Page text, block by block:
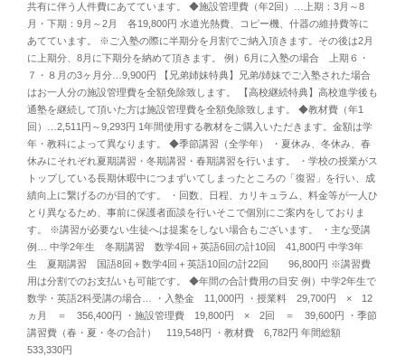
共有に伴う人件費にあてています。 ◆施設管理費（年2回）…上期：3月～8
月・下期：9月～2月 各19,800円 水道光熱費、コピー機、什器の維持費等に
あてています。 ※ご入塾の際に半期分を月割でご納入頂きます。その後は2月
に上期分、8月に下期分を納めて頂きます。 例）6月に入塾の場合 上期６・
７・８月の3ヶ月分…9,900円 【兄弟姉妹特典】兄弟/姉妹でご入塾された場合
はお一人分の施設管理費を全額免除致します。 【高校継続特典】高校進学後も
通塾を継続して頂いた方は施設管理費を全額免除致します。 ◆教材費（年1
回）…2,511円～9,293円 1年間使用する教材をご購入いただきます。金額は学
年・教科によって異なります。 ◆季節講習（全学年） ・夏休み、冬休み、春
休みにそれぞれ夏期講習・冬期講習・春期講習を行います。 ・学校の授業がス
トップしている長期休暇中につまずいてしまったところの「復習」を行い、成
績向上に繋げるのが目的です。 ・回数、日程、カリキュラム、料金等が一人ひ
とり異なるため、事前に保護者面談を行いそこで個別にご案内をしておりま
す。 ※講習が必要ない生徒へは提案をしない場合もございます。 ・主な受講
例… 中学2年生 冬期講習 数学4回＋英語6回の計10回 41,800円 中学3年
生 夏期講習 国語8回＋数学4回＋英語10回の計22回 96,800円 ※講習費
用は分割でのお支払いも可能です。 ◆年間の合計費用の目安 例）中学2年生で
数学・英語2科受講の場合… ・入塾金 11,000円 ・授業料 29,700円 × 12
ヵ月 ＝ 356,400円 ・施設管理費 19,800円 × 2回 ＝ 39,600円 ・季節
講習費（春・夏・冬の合計） 119,548円 ・教材費 6,782円 年間総額
533,330円